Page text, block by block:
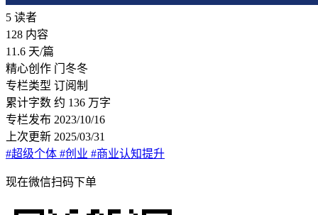
5 读者
128 内容
11.6 天/篇
精心创作 门冬冬
专栏类型 订阅制
累计字数 约 136 万字
专栏发布 2023/10/16
上次更新 2025/03/31
#超级个体 #创业 #商业认知提升
现在微信扫码下单